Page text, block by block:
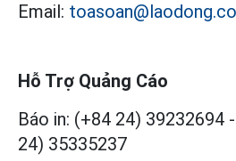
Email:
Hỗ Trợ Quảng Cáo
Báo in: (+84 24) 39232694 -
24) 35335237